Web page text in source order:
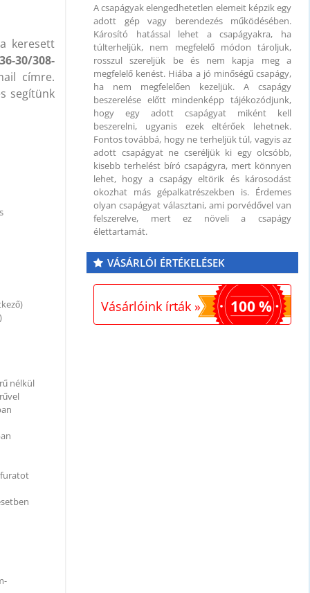
keresett
30/308-
címre.
segítünk
nélkül
A csapágyak elengedhetetlen elemeit képzik egy
adott gép vagy berendezés működésében.
Károsító hatással lehet a csapágyakra, ha
túlterheljük, nem megfelelő módon tároljuk,
rosszul szereljük be és nem kapja meg a
megfelelő kenést. Hiába a jó minőségű csapágy,
ha nem megfelelően kezeljük. A csapágy
beszerelése előtt mindenképp tájékozódjunk,
hogy egy adott csapágyat miként kell
beszerelni, ugyanis ezek eltérőek lehetnek.
Fontos továbbá, hogy ne terheljük túl, vagyis az
adott csapágyat ne cseréljük ki egy olcsóbb,
kisebb terhelést bíró csapágyra, mert könnyen
lehet, hogy a csapágy eltörik és károsodást
okozhat más gépalkatrészekben is. Érdemes
olyan csapágyat választani, ami porvédővel van
felszerelve, mert ez növeli a csapágy
élettartamát.
VÁSÁRLÓI ÉRTÉKELÉSEK
Vásárlóink írták » 100 %